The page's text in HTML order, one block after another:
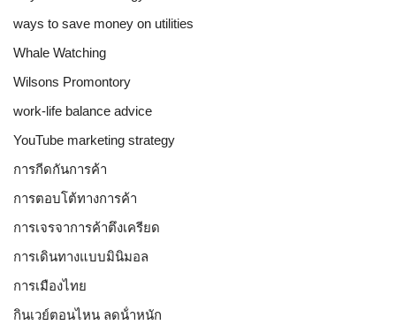
ways to save money on utilities
Whale Watching
Wilsons Promontory
work-life balance advice
YouTube marketing strategy
การกีดกันการค้า
การตอบโต้ทางการค้า
การเจรจาการค้าตึงเครียด
การเดินทางแบบมินิมอล
การเมืองไทย
กินเวย์ตอนไหน ลดน้ําหนัก